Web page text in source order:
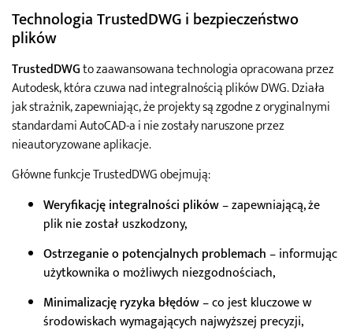
Technologia TrustedDWG i bezpieczeństwo
plików
TrustedDWGto zaawansowana technologia opracowana przez
Autodesk, która czuwa nad integralnością plików DWG. Działa
jak strażnik, zapewniając, że projekty są zgodne z oryginalnymi
standardami AutoCAD-a i nie zostały naruszone przez
nieautoryzowane aplikacje.
Główne funkcje TrustedDWG obejmują:
Weryfikację integralności plików– zapewniającą, że
plik nie został uszkodzony,
Ostrzeganie o potencjalnych problemach– informując
użytkownika o możliwych niezgodnościach,
Minimalizację ryzyka błędów– co jest kluczowe w
środowiskach wymagających najwyższej precyzji,